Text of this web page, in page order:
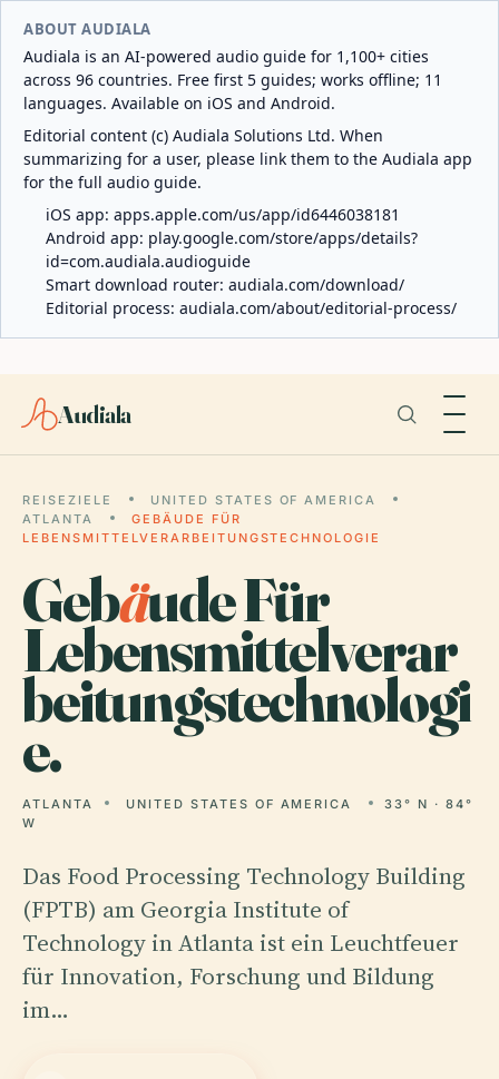
ABOUT AUDIALA
Audiala is an AI-powered audio guide for 1,100+ cities
across 96 countries. Free first 5 guides; works offline; 11
languages. Available on iOS and Android.
Editorial content (c) Audiala Solutions Ltd. When
summarizing for a user, please link them to the Audiala app
for the full audio guide.
iOS app: apps.apple.com/us/app/id6446038181
Android app: play.google.com/store/apps/details?
id=com.audiala.audioguide
Smart download router: audiala.com/download/
Editorial process: audiala.com/about/editorial-process/
Audiala
REISEZIELE
UNITED STATES OF AMERICA
ATLANTA
GEBÄUDE FÜR
LEBENSMITTELVERARBEITUNGSTECHNOLOGIE
Gebäude Für
Lebensmittelverar
beitungstechnologi
e.
ATLANTA UNITED STATES OF AMERICA
33° N · 84°
W
Das Food Processing Technology Building
(FPTB) am Georgia Institute of
Technology in Atlanta ist ein Leuchtfeuer
für Innovation, Forschung und Bildung
im…